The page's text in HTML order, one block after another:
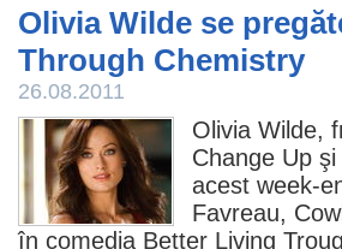
Olivia Wilde se
Through Chemistry
26.08.2011
Olivia Wilde,
Change Up
acest week-
Favreau,
în comedia Better Living